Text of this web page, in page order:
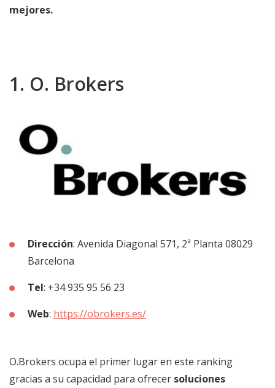
mejores.
1. O. Brokers
Dirección: Avenida Diagonal 571, 2ª Planta 08029
Barcelona
Tel: +34 935 95 56 23
Web: https://obrokers.es/
O.Brokers ocupa el primer lugar en este ranking
gracias a su capacidad para ofrecer soluciones